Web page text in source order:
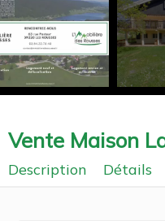
Vente Maison
Description Détails